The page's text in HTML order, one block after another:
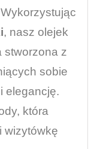
, nasz olejek
stworzona z
sobie
elegancję.
która
wizytówkę